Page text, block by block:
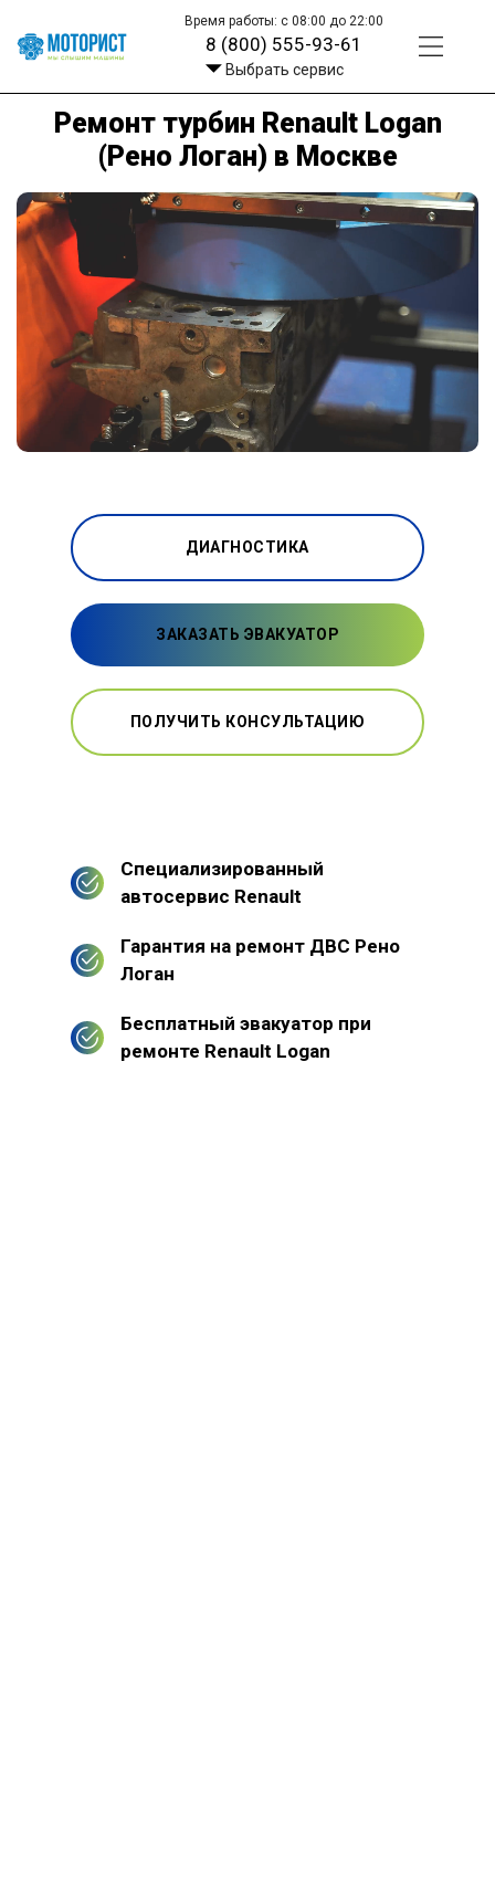
Время работы: с 08:00 до 22:00
8 (800) 555-93-61
Выбрать сервис
Ремонт турбин Renault Logan
(Рено Логан) в Москве
ДИАГНОСТИКА
ЗАКАЗАТЬ ЭВАКУАТОР
ПОЛУЧИТЬ КОНСУЛЬТАЦИЮ
Специализированный
автосервис Renault
Гарантия на ремонт ДВС Рено
Логан
Бесплатный эвакуатор при
ремонте Renault Logan